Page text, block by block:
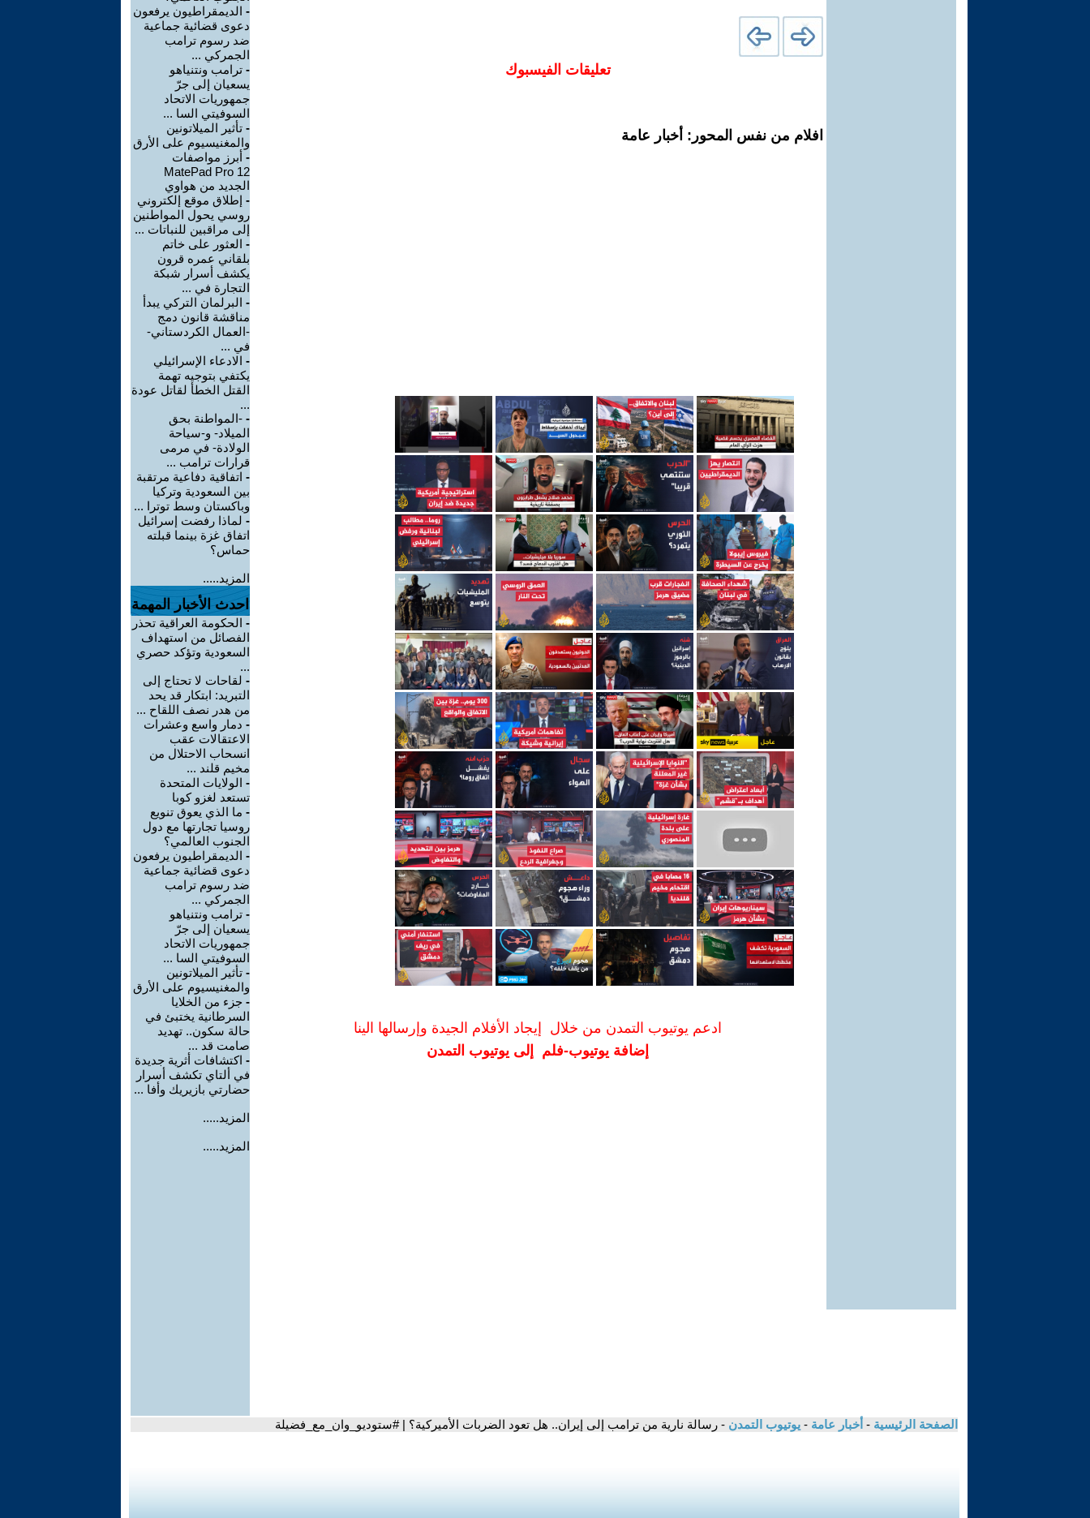
تعليقات الفيسبوك
افلام من نفس المحور: أخبار عامة
ادعم يوتيوب التمدن من خلال إيجاد الأفلام الجيدة وإرسالها الينا
إضافة يوتيوب-فلم إلى يوتيوب التمدن
- الديمقراطيون يرفعون
دعوى قضائية جماعية
ضد رسوم ترامب
الجمركي ...
- ترامب ونتنياهو
يسعيان إلى جرّ
جمهوريات الاتحاد
السوفيتي السا ...
- تأثير الميلاتونين
والمغنيسيوم على الأرق
- أبرز مواصفات
MatePad Pro 12
الجديد من هواوي
- إطلاق موقع إلكتروني
روسي يحول المواطنين
إلى مراقبين للنباتات ...
- العثور على خاتم
بلقاني عمره قرون
يكشف أسرار شبكة
التجارة في ...
- البرلمان التركي يبدأ
مناقشة قانون دمج
-العمال الكردستاني-
في ...
- الادعاء الإسرائيلي
يكتفي بتوجيه تهمة
القتل الخطأ لقاتل عودة
...
- -المواطنة بحق
الميلاد- و-سياحة
الولادة- في مرمى
قرارات ترامب ...
- اتفاقية دفاعية مرتقبة
بين السعودية وتركيا
وباكستان وسط توترا ...
- لماذا رفضت إسرائيل
اتفاق غزة بينما قبلته
حماس؟
المزيد.....
احدث الأخبار المهمة
- الحكومة العراقية تحذر
الفصائل من استهداف
السعودية وتؤكد حصري
...
- لقاحات لا تحتاج إلى
التبريد: ابتكار قد يحد
من هدر نصف اللقاح ...
- دمار واسع وعشرات
الاعتقالات عقب
انسحاب الاحتلال من
مخيم قلند ...
- الولايات المتحدة
تستعد لغزو كوبا
- ما الذي يعوق تنويع
روسيا تجارتها مع دول
الجنوب العالمي؟
- الديمقراطيون يرفعون
دعوى قضائية جماعية
ضد رسوم ترامب
الجمركي ...
- ترامب ونتنياهو
يسعيان إلى جرّ
جمهوريات الاتحاد
السوفيتي السا ...
- تأثير الميلاتونين
والمغنيسيوم على الأرق
- جزء من الخلايا
السرطانية يختبئ في
حالة سكون.. تهديد
صامت قد ...
- اكتشافات أثرية جديدة
في ألتاي تكشف أسرار
حضارتي بازيريك وأفا ...
المزيد.....
المزيد.....
الصفحة الرئيسية - أخبار عامة - يوتيوب التمدن - رسالة نارية من ترامب إلى إيران.. هل تعود الضربات الأميركية؟ | #ستوديو_وان_مع_فضيلة